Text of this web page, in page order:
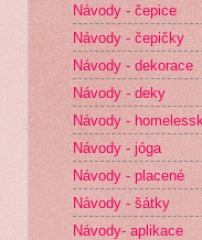
Návody - čepice
Návody - čepičky
Návody - dekorace
Návody - deky
Návody -
Návody - jóga
Návody - placené
Návody - šátky
Návody- aplikace